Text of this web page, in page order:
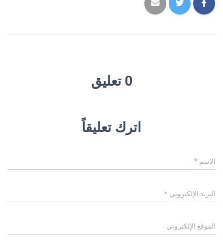
0 تعليق
اترك تعليقاً
الاسم *
البريد الإلكتروني *
الموقع الإلكتروني